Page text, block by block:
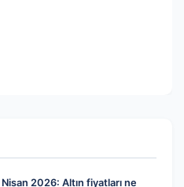
Nisan 2026: Altın fiyatları ne